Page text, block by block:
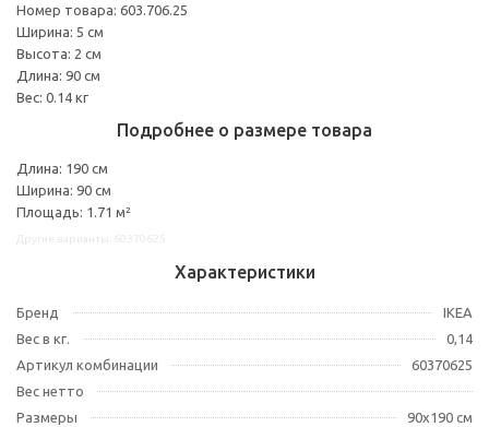
Номер товара: 603.706.25
Ширина: 5 см
Высота: 2 см
Длина: 90 см
Вес: 0.14 кг
Подробнее о размере товара
Длина: 190 см
Ширина: 90 см
Площадь: 1.71 м²
Характеристики
Бренд
IKEA
Вес в кг.
0,14
Артикул комбинации
60370625
Вес нетто
Размеры
90x190 см